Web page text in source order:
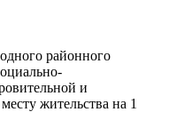
районного
и
жительства на 1